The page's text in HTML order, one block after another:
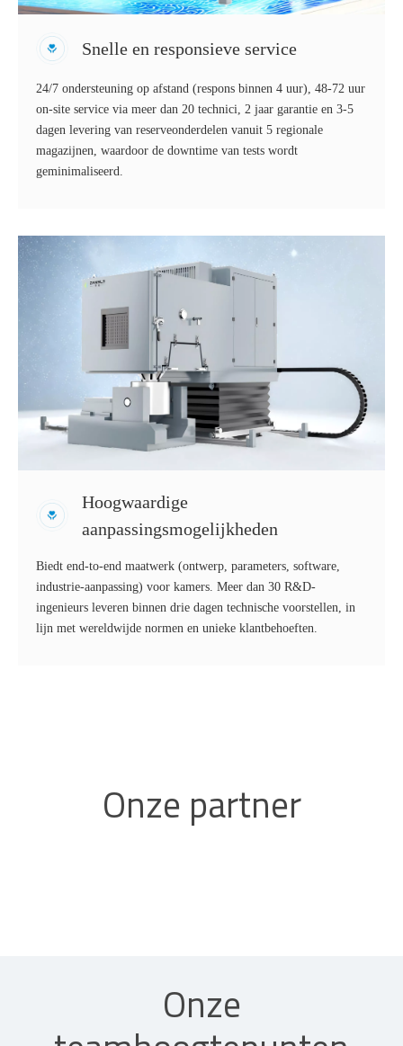
Snelle en responsieve service
24/7 ondersteuning op afstand (respons binnen 4 uur), 48-72 uur
on-site service via meer dan 20 technici, 2 jaar garantie en 3-5
dagen levering van reserveonderdelen vanuit 5 regionale
magazijnen, waardoor de downtime van tests wordt
geminimaliseerd.
Hoogwaardige
aanpassingsmogelijkheden
Biedt end-to-end maatwerk (ontwerp, parameters, software,
industrie-aanpassing) voor kamers. Meer dan 30 R&D-
ingenieurs leveren binnen drie dagen technische voorstellen, in
lijn met wereldwijde normen en unieke klantbehoeften.
Onze partner
Onze